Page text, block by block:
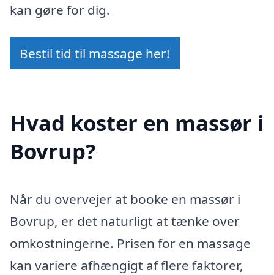
kan gøre for dig.
Bestil tid til massage her!
Hvad koster en massør i
Bovrup?
Når du overvejer at booke en massør i
Bovrup, er det naturligt at tænke over
omkostningerne. Prisen for en massage
kan variere afhængigt af flere faktorer,